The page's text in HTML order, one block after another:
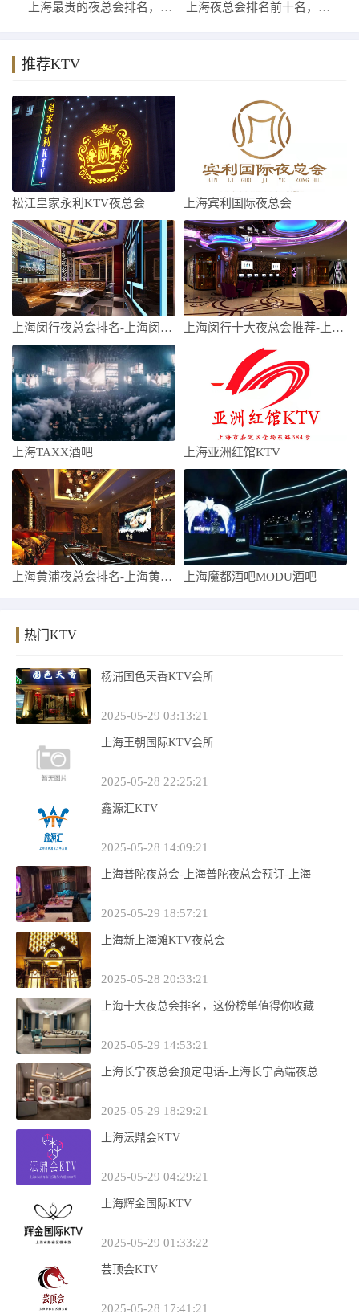
上海最贵的夜总会排名，看看哪家上了榜单 上海夜总会排名前十名，2024年这几家你不要再错过了
推荐KTV
松江皇家永利KTV夜总会 上海宾利国际夜总会
上海闵行夜总会排名-上海闵行十大夜总会排 上海闵行十大夜总会推荐-上海闵行夜总会哪
上海TAXX酒吧 上海亚洲红馆KTV
上海黄浦夜总会排名-上海黄浦十大夜总会排 上海魔都酒吧MODU酒吧
热门KTV
杨浦国色天香KTV会所
2025-05-29 03:13:21
上海王朝国际KTV会所
2025-05-28 22:25:21
鑫源汇KTV
2025-05-28 14:09:21
上海普陀夜总会-上海普陀夜总会预订-上海
2025-05-29 18:57:21
上海新上海滩KTV夜总会
2025-05-28 20:33:21
上海十大夜总会排名，这份榜单值得你收藏
2025-05-29 14:53:21
上海长宁夜总会预定电话-上海长宁高端夜总
2025-05-29 18:29:21
上海沄鼎会KTV
2025-05-29 04:29:21
上海辉金国际KTV
2025-05-29 01:33:22
芸顶会KTV
2025-05-28 17:41:21